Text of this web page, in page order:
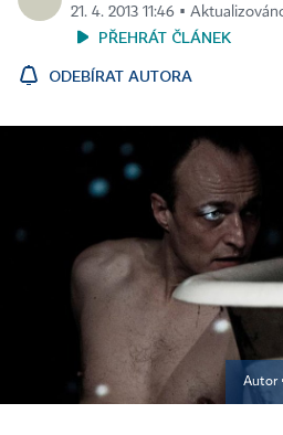
21. 4. 2013 11:46 ▪
PŘEHRÁT ČLÁNEK
ODEBÍRAT AUTORA
Autor